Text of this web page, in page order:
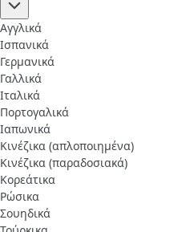
Αγγλικά
Ισπανικά
Γερμανικά
Γαλλικά
Ιταλικά
Πορτογαλικά
Ιαπωνικά
Κινέζικα (απλοποιημένα)
Κινέζικα (παραδοσιακά)
Κορεάτικα
Ρώσικα
Σουηδικά